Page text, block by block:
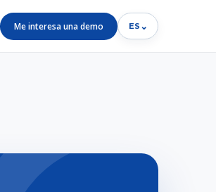
Me interesa una demo ES ⌄